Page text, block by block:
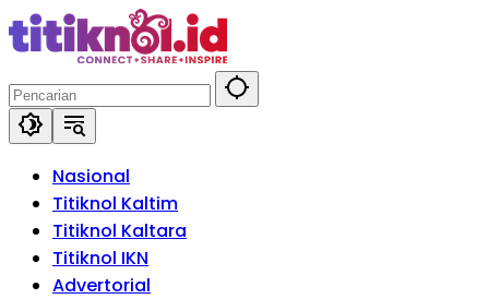
Langsung
ke
Nasional
Titiknol Kaltim
Titiknol Kaltara
Titiknol IKN
Advertorial